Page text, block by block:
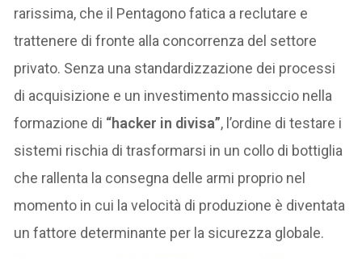
rarissima, che il Pentagono fatica a reclutare e
trattenere di fronte alla concorrenza del settore
privato. Senza una standardizzazione dei processi
di acquisizione e un investimento massiccio nella
formazione di “hacker in divisa”, l’ordine di testare i
sistemi rischia di trasformarsi in un collo di bottiglia
che rallenta la consegna delle armi proprio nel
momento in cui la velocità di produzione è diventata
un fattore determinante per la sicurezza globale.